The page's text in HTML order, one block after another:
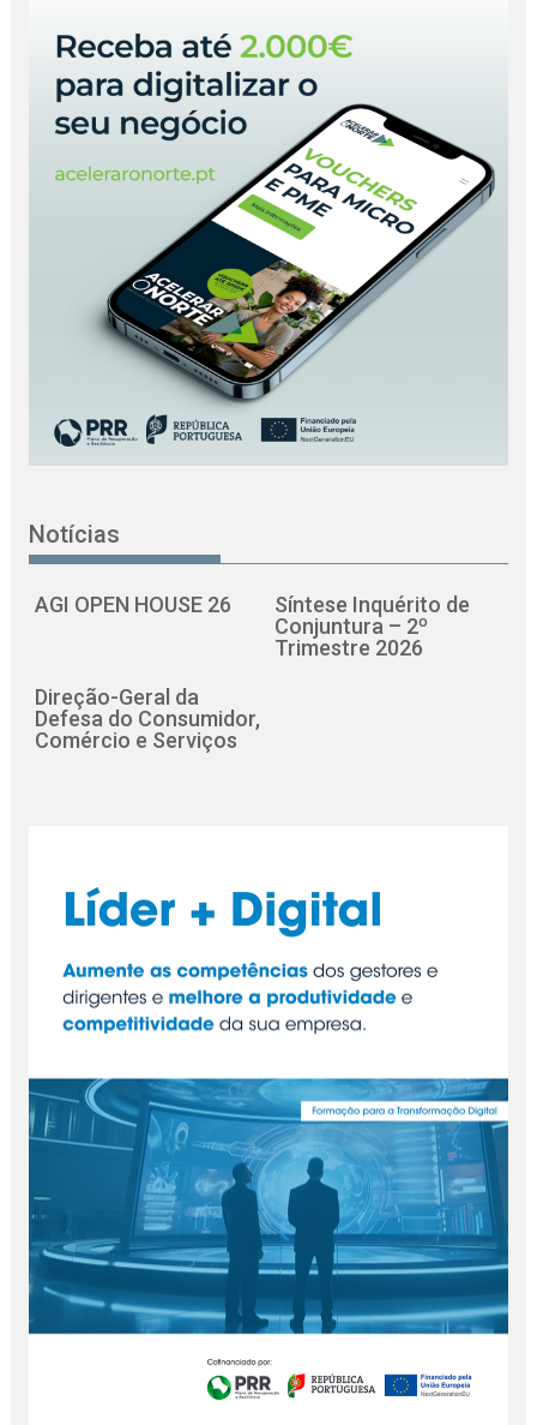
Notícias
AGI OPEN HOUSE 26
Síntese Inquérito de
Conjuntura – 2º
Trimestre 2026
Direção-Geral da
Defesa do Consumidor,
Comércio e Serviços